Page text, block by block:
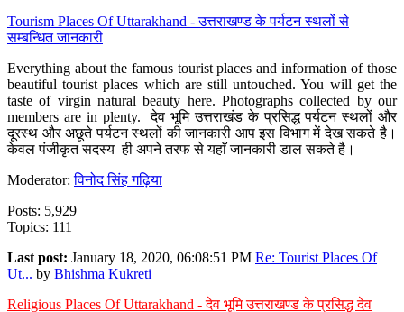
Tourism Places Of Uttarakhand - उत्तराखण्ड के पर्यटन स्थलों से
सम्बन्धित जानकारी
Everything about the famous tourist places and information of those
beautiful tourist places which are still untouched. You will get the
taste of virgin natural beauty here. Photographs collected by our
members are in plenty. देव भूमि उत्तराखंड के प्रसिद्ध पर्यटन स्थलों और
दूरस्थ और अछूते पर्यटन स्थलों की जानकारी आप इस विभाग में देख सकते है।
केवल पंजीकृत सदस्य ही अपने तरफ से यहाँ जानकारी डाल सकते है।
Moderator:विनोद सिंह गढ़िया
Posts: 5,929
Topics: 111
Last post: January 18, 2020, 06:08:51 PM Re: Tourist Places Of
Ut... by Bhishma Kukreti
Religious Places Of Uttarakhand - देव भूमि उत्तराखण्ड के प्रसिद्ध देव